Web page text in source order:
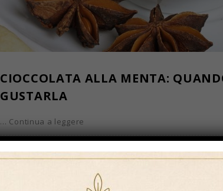
CIOCCOLATA ALLA MENTA:
GUSTARLA
… Continua a leggere
By Data Cioccolato,Solubili Cioccolata Alla